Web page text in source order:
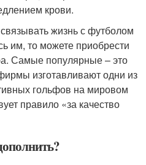
крови.
жизнь с футболом
им, то можете приобрести
Самые популярные – это
изготавливают одни из
гольфов на мировом
правило «за качество